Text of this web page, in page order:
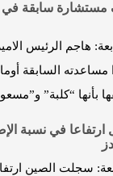
سابقة في
هاجم الرئيس
مساعدته السابقة
بأنها “كلبة”
ارتفاعا في نسبة